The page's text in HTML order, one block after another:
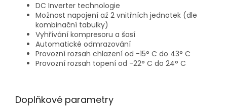
DC Inverter technologie
Možnost napojení až 2 vnitřních jednotek (dle
kombinační tabulky)
Vyhřívání kompresoru a šasí
Automatické odmrazování
Provozní rozsah chlazení od -15° C do 43° C
Provozní rozsah topení od -22° C do 24° C
Doplňkové parametry